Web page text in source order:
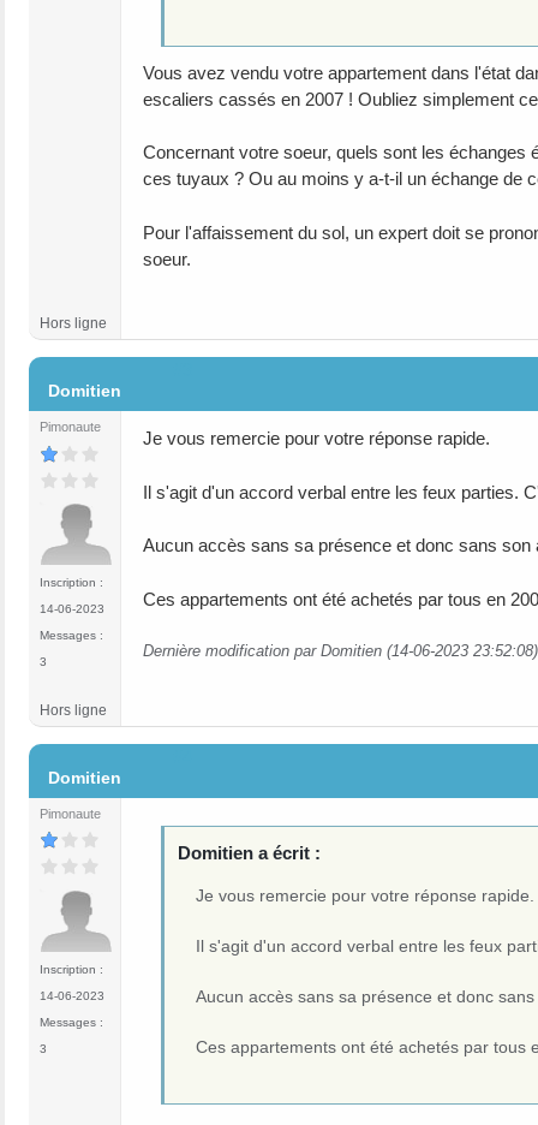
Vous avez vendu votre appartement dans l'état
escaliers cassés en 2007 ! Oubliez simplement
Concernant votre soeur, quels sont les échanges
ces tuyaux ? Ou au moins y a-t-il un échange de
Pour l'affaissement du sol, un expert doit se
soeur.
Hors ligne
Domitien
Pimonaute
Inscription :
14-06-2023
Messages :
3
Je vous remercie pour votre réponse rapide.
Il s'agit d'un accord verbal entre les feux parties.
Aucun accès sans sa présence et donc sans son
Ces appartements ont été achetés par tous en
Dernière modification par Domitien (14-06-2023 23:52:08)
Hors ligne
Domitien
Pimonaute
Inscription :
14-06-2023
Messages :
3
Domitien a écrit :
Je vous remercie pour votre réponse rapide.
Il s'agit d'un accord verbal entre les feux
Aucun accès sans sa présence et donc
Ces appartements ont été achetés par tous